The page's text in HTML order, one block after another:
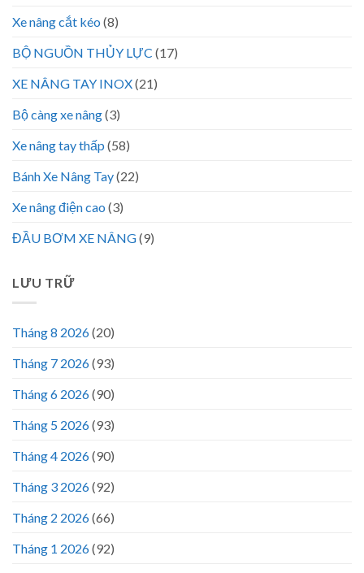
Xe nâng cắt kéo (8)
BỘ NGUỒN THỦY LỰC (17)
XE NÂNG TAY INOX(21)
Bộ càng xe nâng(3)
Xe nâng tay thấp (58)
Bánh Xe Nâng Tay(22)
Xe nâng điện cao (3)
ĐẦU BƠM XE NÂNG(9)
LƯU TRỮ
Tháng 8 2026(20)
Tháng 7 2026(93)
Tháng 6 2026(90)
Tháng 5 2026(93)
Tháng 4 2026(90)
Tháng 3 2026(92)
Tháng 2 2026(66)
Tháng 1 2026(92)